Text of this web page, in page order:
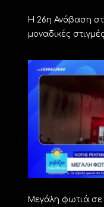
Η 26η Ανάβαση
μοναδικές
Μεγάλη φωτιά σε